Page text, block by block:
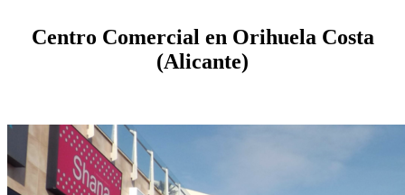
Centro Comercial en Orihuela Costa
(Alicante)